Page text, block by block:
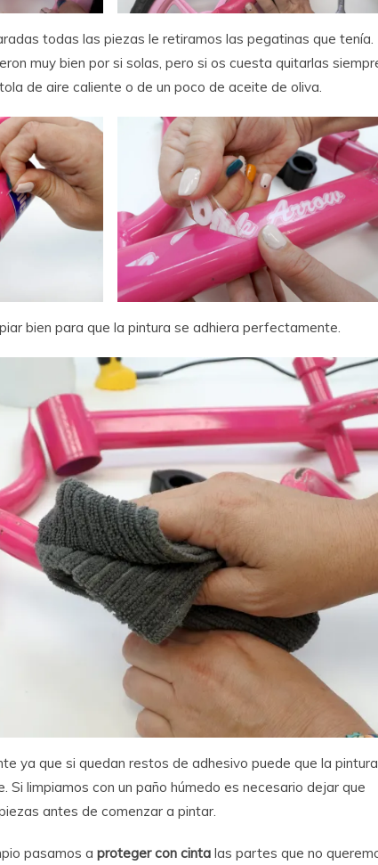
todas las piezas le retiramos las pegatinas que tenía.
muy bien por si solas, pero si os cuesta quitarlas
de aire caliente o de un poco de aceite de oliva.
bien para que la pintura se adhiera perfectamente.
ya que si quedan restos de adhesivo puede que la pintura
Si limpiamos con un paño húmedo es necesario dejar que
antes de comenzar a pintar.
pasamos a proteger con cinta las partes que no